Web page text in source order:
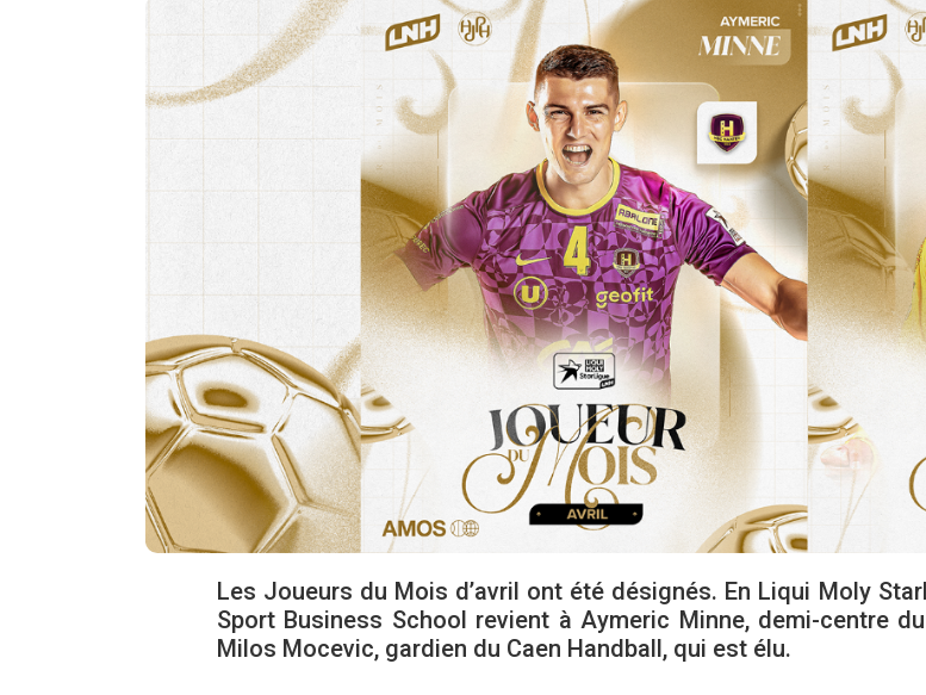
Les Joueurs du Mois d’avril ont été désignés. En Liqui Moly
Sport Business School revient à Aymeric Minne, demi-centre
Milos Mocevic, gardien du Caen Handball, qui est élu.